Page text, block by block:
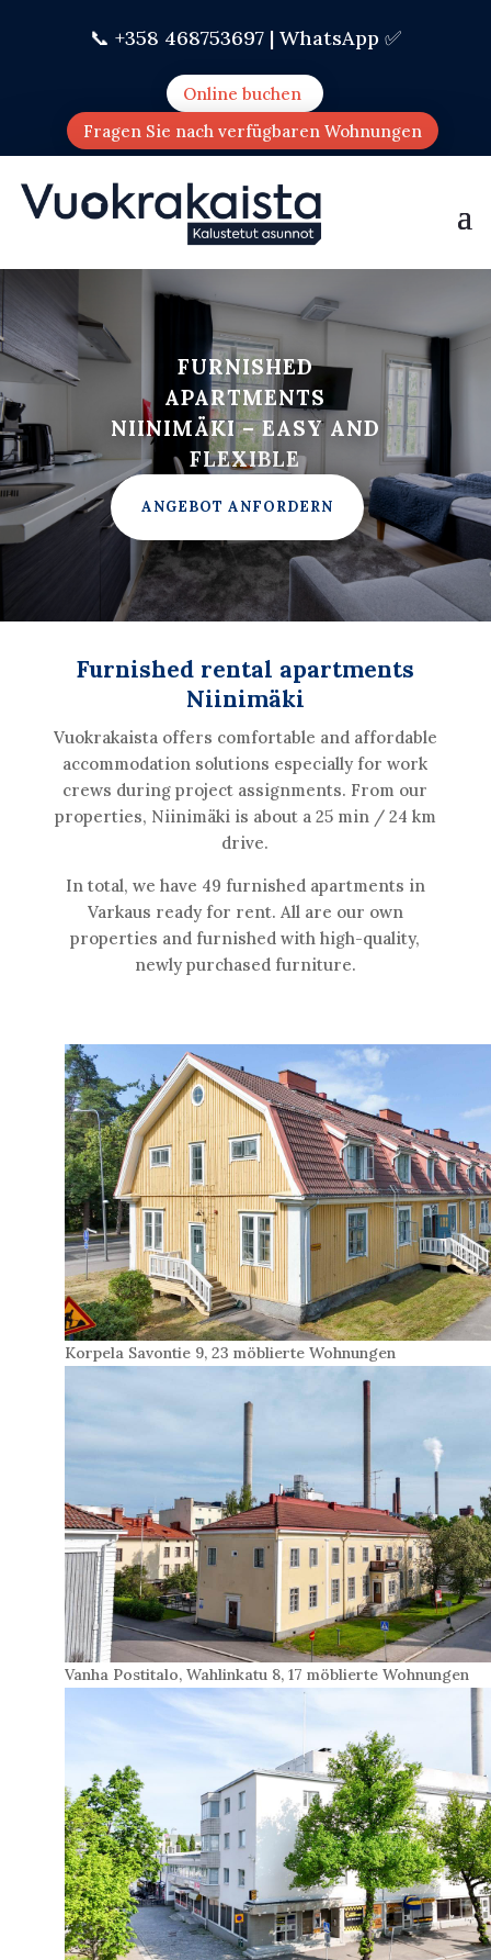
📞 +358 468753697 | WhatsApp ✅
Online buchen
Fragen Sie nach verfügbaren Wohnungen
FURNISHED
APARTMENTS
NIINIMÄKI – EASY AND
FLEXIBLE
ANGEBOT ANFORDERN
Furnished rental apartments
Niinimäki
Vuokrakaista offers comfortable and affordable
accommodation solutions especially for work
crews during project assignments. From our
properties, Niinimäki is about a 25 min / 24 km
drive.
In total, we have 49 furnished apartments in
Varkaus ready for rent. All are our own
properties and furnished with high-quality,
newly purchased furniture.
Korpela Savontie 9, 23 möblierte Wohnungen
Vanha Postitalo, Wahlinkatu 8, 17 möblierte Wohnungen